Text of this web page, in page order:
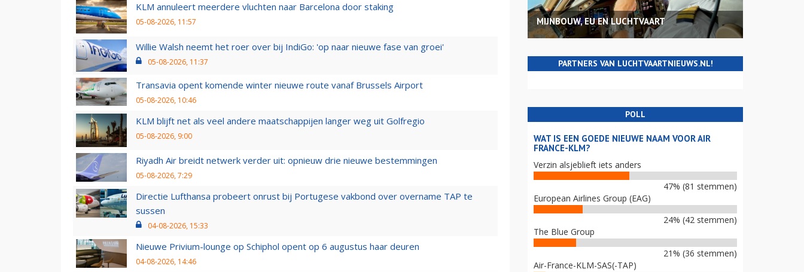
KLM annuleert meerdere vluchten naar Barcelona door staking
05-08-2026, 11:57
Willie Walsh neemt het roer over bij IndiGo: 'op naar nieuwe fase van groei'
05-08-2026, 11:37
Transavia opent komende winter nieuwe route vanaf Brussels Airport
05-08-2026, 10:46
KLM blijft net als veel andere maatschappijen langer weg uit Golfregio
05-08-2026, 9:00
Riyadh Air breidt netwerk verder uit: opnieuw drie nieuwe bestemmingen
05-08-2026, 7:29
Directie Lufthansa probeert onrust bij Portugese vakbond over overname TAP te
sussen
04-08-2026, 15:33
Nieuwe Privium-lounge op Schiphol opent op 6 augustus haar deuren
04-08-2026, 14:46
MIJNBOUW, EU EN LUCHTVAART
PARTNERS VAN LUCHTVAARTNIEUWS.NL!
POLL
WAT IS EEN GOEDE NIEUWE NAAM VOOR AIR
FRANCE-KLM?
Verzin alsjeblieft iets anders
47% (81 stemmen)
European Airlines Group (EAG)
24% (42 stemmen)
The Blue Group
21% (36 stemmen)
Air-France-KLM-SAS(-TAP)